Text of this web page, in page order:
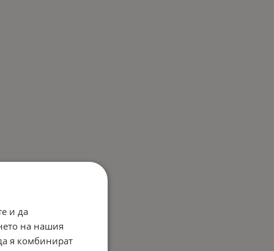
и да
на нашия
я комбинират